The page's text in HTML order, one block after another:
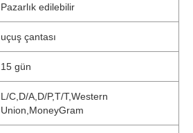
Pazarlık edilebilir
uçuş çantası
15 gün
L/C,D/A,D/P,T/T,Western
Union,MoneyGram